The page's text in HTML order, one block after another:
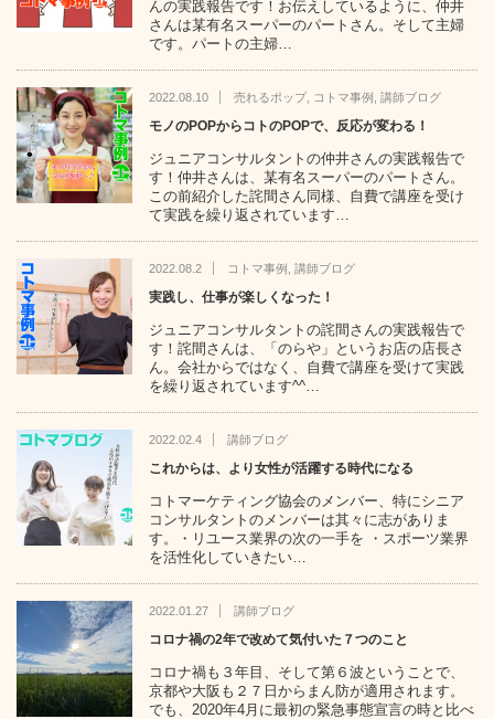
んの実践報告です！お伝えしているように、仲井
さんは某有名スーパーのパートさん。そして主婦
です。パートの主婦…
2022.08.10 売れるポップ, コトマ事例 講師ブログ
モノのPOPからコトのPOPで、反応が変わる！
ジュニアコンサルタントの仲井さんの実践報告で
す！仲井さんは、某有名スーパーのパートさん。
この前紹介した詫間さん同様、自費で講座を受け
て実践を繰り返されています…
2022.08.2 コトマ事例 講師ブログ
実践し、仕事が楽しくなった！
ジュニアコンサルタントの詫間さんの実践報告で
す！詫間さんは、「のらや」というお店の店長さ
ん。会社からではなく、自費で講座を受けて実践
を繰り返されています^^…
2022.02.4 講師ブログ
これからは、より女性が活躍する時代になる
コトマーケティング協会のメンバー、特にシニア
コンサルタントのメンバーは其々に志がありま
す。・リユース業界の次の一手を ・スポーツ業界
を活性化していきたい…
2022.01.27 講師ブログ
コロナ禍の2年で改めて気付いた７つのこと
コロナ禍も３年目、そして第６波ということで、
京都や大阪も２７日からまん防が適用されます。
でも、2020年4月に最初の緊急事態宣言の時と比べ